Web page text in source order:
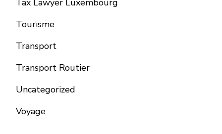
Tax Lawyer Luxembourg
Tourisme
Transport
Transport Routier
Uncategorized
Voyage